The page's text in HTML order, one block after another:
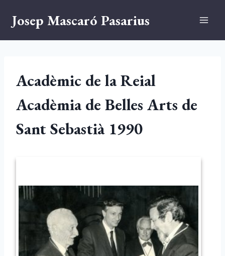
contingut
Josep Mascaró Pasarius
Acadèmic de la Reial
Acadèmia de Belles Arts de
Sant Sebastià 1990